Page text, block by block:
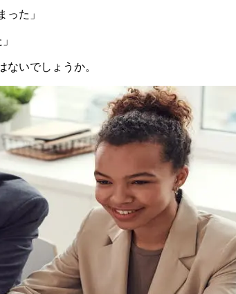
た」
いでしょうか。